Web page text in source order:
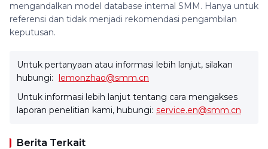
mengandalkan model database internal SMM. Hanya untuk
referensi dan tidak menjadi rekomendasi pengambilan
keputusan.
Untuk pertanyaan atau informasi lebih lanjut, silakan
hubungi: lemonzhao@smm.cn
Untuk informasi lebih lanjut tentang cara mengakses
laporan penelitian kami, hubungi: service.en@smm.cn
Berita Terkait